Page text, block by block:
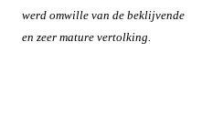
werd omwille van de beklijvende
en zeer mature vertolking.